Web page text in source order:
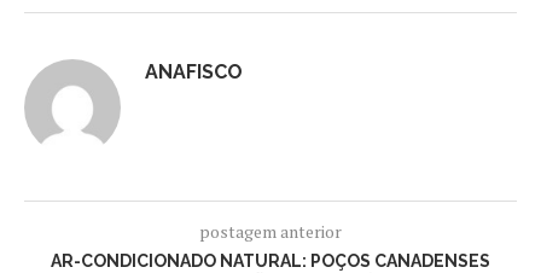
ANAFISCO
postagem anterior
AR-CONDICIONADO NATURAL: POÇOS CANADENSES